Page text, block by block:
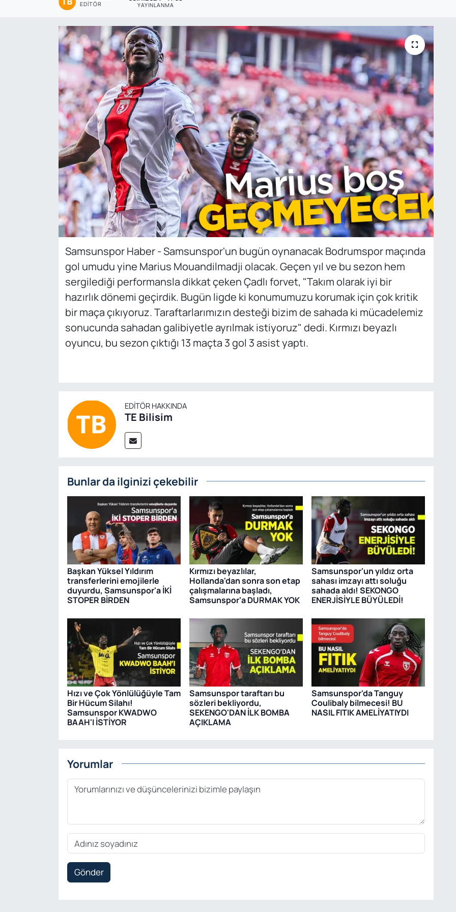
EDITÖR YAYINLANMA
Samsunspor Haber - Samsunspor'un bugün oynanacak Bodrumspor maçında
gol umudu yine Marius Mouandilmadji olacak. Geçen yıl ve bu sezon hem
sergilediği performansla dikkat çeken Çadlı forvet, "Takım olarak iyi bir
hazırlık dönemi geçirdik. Bugün ligde ki konumumuzu korumak için çok kritik
bir maça çıkıyoruz. Taraftarlarımızın desteği bizim de sahada ki mücadelemiz
sonucunda sahadan galibiyetle ayrılmak istiyoruz" dedi. Kırmızı beyazlı
oyuncu, bu sezon çıktığı 13 maçta 3 gol 3 asist yaptı.
EDITÖR HAKKINDA
TE Bilisim
Bunlar da ilginizi çekebilir
Başkan Yüksel Yıldırım
transferlerini emojilerle
duyurdu, Samsunspor'a İKİ
STOPER BİRDEN
Kırmızı beyazlılar,
Hollanda'dan sonra son etap
çalışmalarına başladı,
Samsunspor'a DURMAK YOK
Samsunspor'un yıldız orta
sahası imzayı attı soluğu
sahada aldı! SEKONGO
ENERJİSİYLE BÜYÜLEDİ!
Hızı ve Çok Yönlülüğüyle Tam
Bir Hücum Silahı!
Samsunspor KWADWO
BAAH'I İSTİYOR
Samsunspor taraftarı bu
sözleri bekliyordu,
SEKENGO'DAN İLK BOMBA
AÇIKLAMA
Samsunspor'da Tanguy
Coulibaly bilmecesi! BU
NASIL FITIK AMELİYATIYDI
Yorumlar
Gönder
Gündem
Özel Haber
POLİTİKA
Siyaset